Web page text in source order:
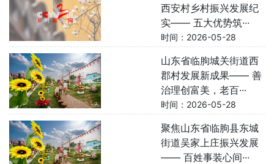
西安村乡村振兴发展纪
实—— 五大优势筑···
时间：2026-05-28
山东省临朐城关街道西
郡村发展新成果—— 善
治理创富美，老百···
时间：2026-05-28
聚焦山东省临朐县东城
街道吴家上庄振兴发展
—— 百姓事装心间···